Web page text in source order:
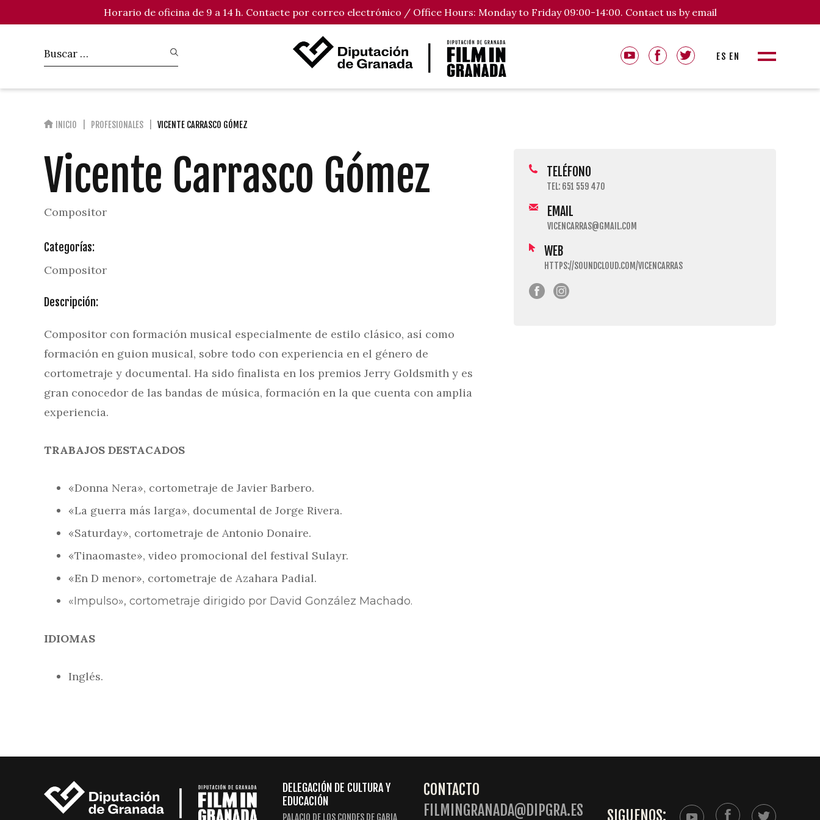
Horario de oficina de 9 a 14 h. Contacte por correo electrónico / Office Hours: Monday to Friday 09:00-14:00. Contact us by email
ES EN
INICIO PROFESIONALES VICENTE CARRASCO GÓMEZ
Vicente Carrasco Gómez
Compositor
Categorías:
Compositor
Descripción:
Compositor con formación musical especialmente de estilo clásico, así como
formación en guion musical, sobre todo con experiencia en el género de
cortometraje y documental. Ha sido finalista en los premios Jerry Goldsmith y es
gran conocedor de las bandas de música, formación en la que cuenta con amplia
experiencia.
TRABAJOS DESTACADOS
«Donna Nera», cortometraje de Javier Barbero.
«La guerra más larga», documental de Jorge Rivera.
«Saturday», cortometraje de Antonio Donaire.
«Tinaomaste», video promocional del festival Sulayr.
«En D menor», cortometraje de Azahara Padial.
«Impulso», cortometraje dirigido por David González Machado.
IDIOMAS
Inglés.
TELÉFONO
TEL: 651 559 470
EMAIL
VICENCARRAS@GMAIL.COM
WEB
HTTPS://SOUNDCLOUD.COM/VICENCARRAS
DELEGACIÓN DE CULTURA Y
EDUCACIÓN
PALACIO DE LOS CONDES DE GABIA
CONTACTO
FILMINGRANADA@DIPGRA.ES
SIGUENOS: